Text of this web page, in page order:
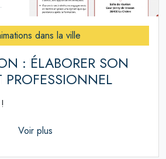
dans la ville
: ÉLABORER SON
PROFESSIONNEL
Voir plus